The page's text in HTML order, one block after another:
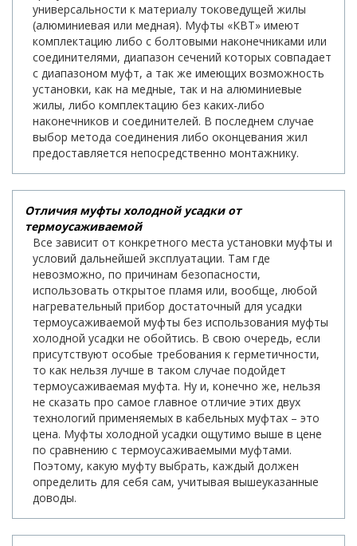
универсальности к материалу токоведущей жилы
(алюминиевая или медная). Муфты «КВТ» имеют
комплектацию либо с болтовыми наконечниками или
соединителями, диапазон сечений которых совпадает
с диапазоном муфт, а так же имеющих возможность
установки, как на медные, так и на алюминиевые
жилы, либо комплектацию без каких-либо
наконечников и соединителей. В последнем случае
выбор метода соединения либо оконцевания жил
предоставляется непосредственно монтажнику.
Отличия муфты холодной усадки от
термоусаживаемой
Все зависит от конкретного места установки муфты и
условий дальнейшей эксплуатации. Там где
невозможно, по причинам безопасности,
использовать открытое пламя или, вообще, любой
нагревательный прибор достаточный для усадки
термоусаживаемой муфты без использования муфты
холодной усадки не обойтись. В свою очередь, если
присутствуют особые требования к герметичности,
то как нельзя лучше в таком случае подойдет
термоусаживаемая муфта. Ну и, конечно же, нельзя
не сказать про самое главное отличие этих двух
технологий применяемых в кабельных муфтах – это
цена. Муфты холодной усадки ощутимо выше в цене
по сравнению с термоусаживаемыми муфтами.
Поэтому, какую муфту выбрать, каждый должен
определить для себя сам, учитывая вышеуказанные
доводы.